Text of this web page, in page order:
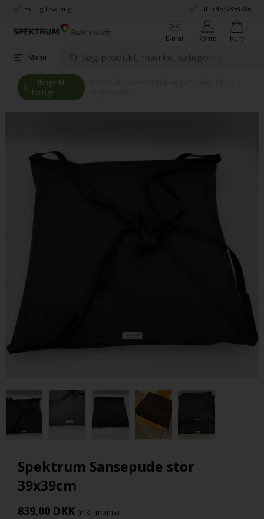
Hurtig levering Tlf.:+4577358786
E-mail Konto Kurv
Menu
Tilbage til
forrige
Spektrum Sansepude stor
39x39cm
839,00 DKK (inkl. moms)